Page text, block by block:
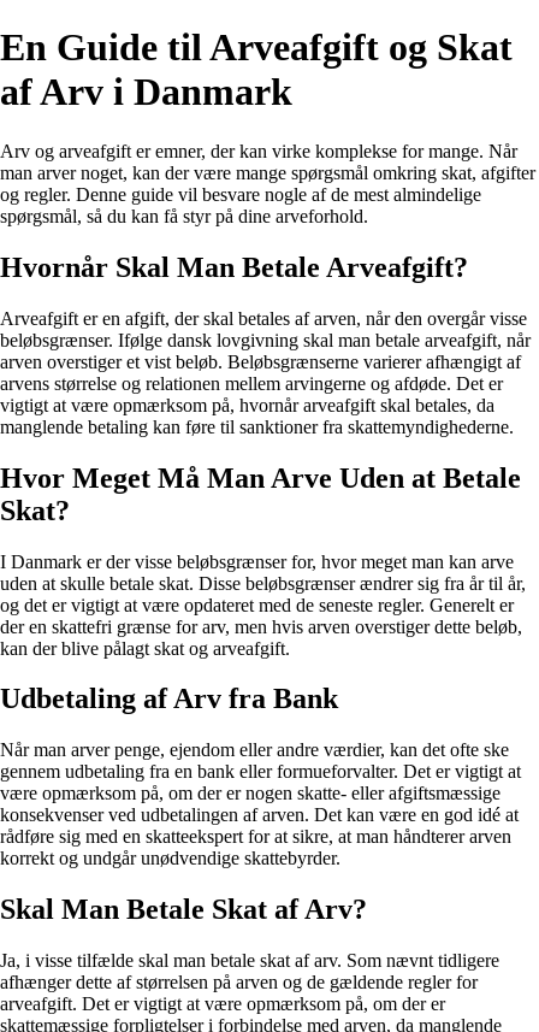
En Guide til Arveafgift og Skat
af Arv i Danmark
Arv og arveafgift er emner, der kan virke komplekse for mange. Når
man arver noget, kan der være mange spørgsmål omkring skat, afgifter
og regler. Denne guide vil besvare nogle af de mest almindelige
spørgsmål, så du kan få styr på dine arveforhold.
Hvornår Skal Man Betale Arveafgift?
Arveafgift er en afgift, der skal betales af arven, når den overgår visse
beløbsgrænser. Ifølge dansk lovgivning skal man betale arveafgift, når
arven overstiger et vist beløb. Beløbsgrænserne varierer afhængigt af
arvens størrelse og relationen mellem arvingerne og afdøde. Det er
vigtigt at være opmærksom på, hvornår arveafgift skal betales, da
manglende betaling kan føre til sanktioner fra skattemyndighederne.
Hvor Meget Må Man Arve Uden at Betale
Skat?
I Danmark er der visse beløbsgrænser for, hvor meget man kan arve
uden at skulle betale skat. Disse beløbsgrænser ændrer sig fra år til år,
og det er vigtigt at være opdateret med de seneste regler. Generelt er
der en skattefri grænse for arv, men hvis arven overstiger dette beløb,
kan der blive pålagt skat og arveafgift.
Udbetaling af Arv fra Bank
Når man arver penge, ejendom eller andre værdier, kan det ofte ske
gennem udbetaling fra en bank eller formueforvalter. Det er vigtigt at
være opmærksom på, om der er nogen skatte- eller afgiftsmæssige
konsekvenser ved udbetalingen af arven. Det kan være en god idé at
rådføre sig med en skatteekspert for at sikre, at man håndterer arven
korrekt og undgår unødvendige skattebyrder.
Skal Man Betale Skat af Arv?
Ja, i visse tilfælde skal man betale skat af arv. Som nævnt tidligere
afhænger dette af størrelsen på arven og de gældende regler for
arveafgift. Det er vigtigt at være opmærksom på, om der er
skattemæssige forpligtelser i forbindelse med arven, da manglende